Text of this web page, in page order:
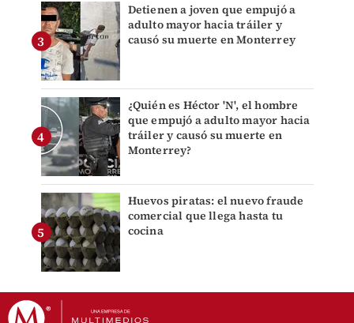
Detienen a joven que empujó a
adulto mayor hacia tráiler y
causó su muerte en Monterrey
¿Quién es Héctor 'N', el hombre
que empujó a adulto mayor hacia
tráiler y causó su muerte en
Monterrey?
Huevos piratas: el nuevo fraude
comercial que llega hasta tu
cocina